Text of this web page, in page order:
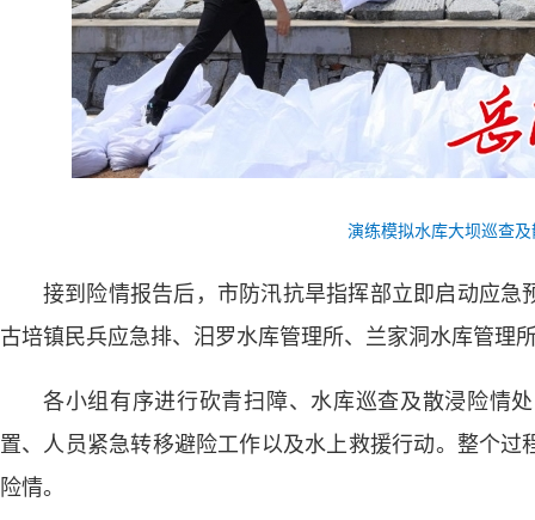
演练模拟水库大坝巡查
接到险情报告后，市防汛抗旱指挥部立即启动应
古培镇民兵应急排、汨罗水库管理所、兰家洞水库管理
各小组有序进行砍青扫障、水库巡查及散浸险情
置、人员紧急转移避险工作以及水上救援行动。整个
险情。